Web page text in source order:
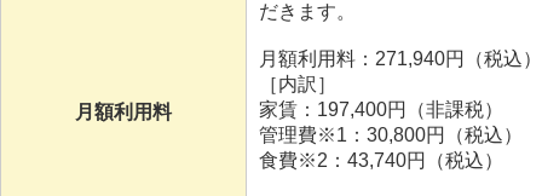
月額利用料
だきます。
月額利用料：271,940円（税込）
［内訳］
家賃：197,400円（非課税）
管理費※1：30,800円（税込）
食費※2：43,740円（税込）